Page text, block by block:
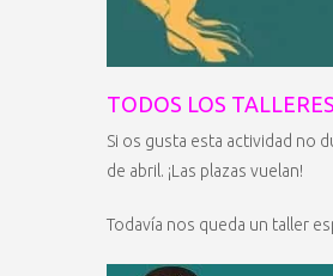
TODOS LOS
Si os gusta esta actividad no
de abril. ¡Las plazas vuelan!
Todavía nos queda un taller